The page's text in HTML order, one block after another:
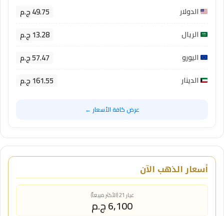
الدولار 49.75 ج.م
الريال 13.28 ج.م
اليورو 57.47 ج.م
الدينار 161.55 ج.م
عرض كافة الأسعار ←
أسعار الذهب الآن
عيار 21 (الأكثر مبيعاً)
6,100 ج.م